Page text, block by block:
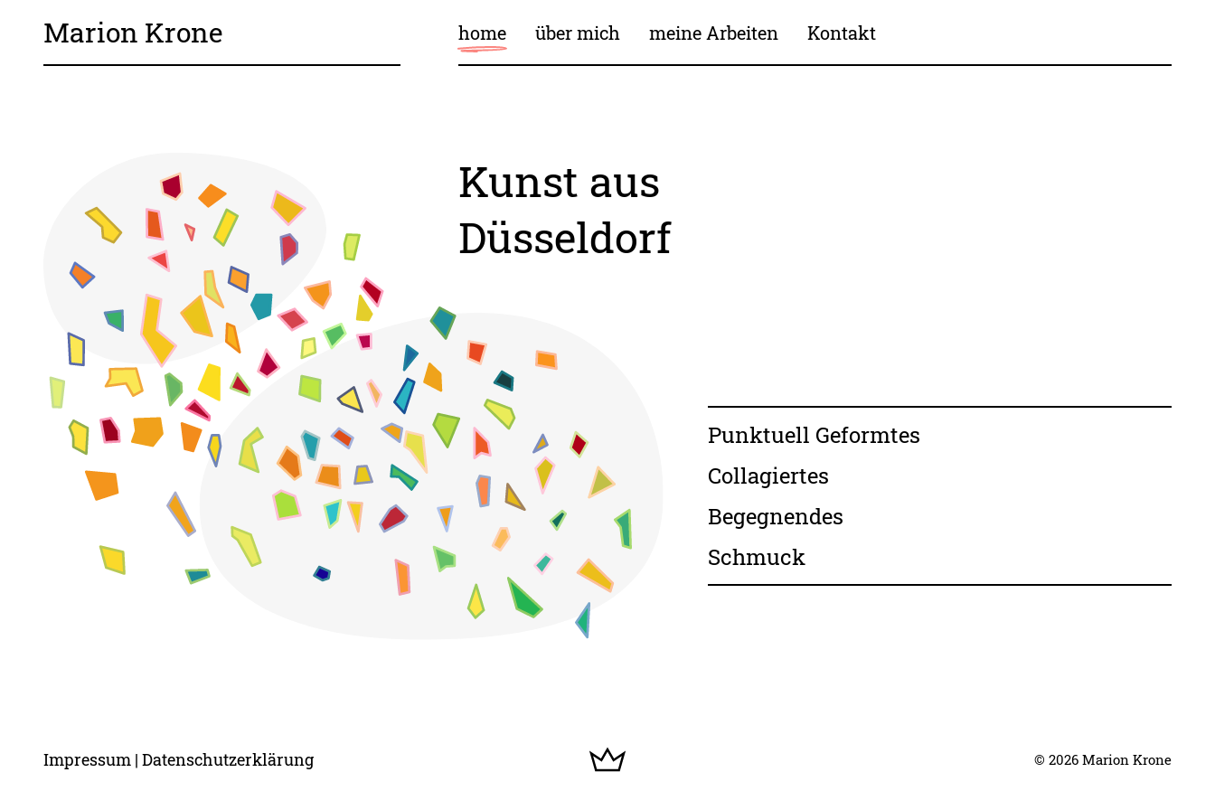
Marion Krone home über mich meine Arbeiten Kontakt
Kunst aus
Düsseldorf
Punktuell Geformtes
Collagiertes
Begegnendes
Schmuck
Impressum Datenschutzerklärung © 2026 Marion Krone